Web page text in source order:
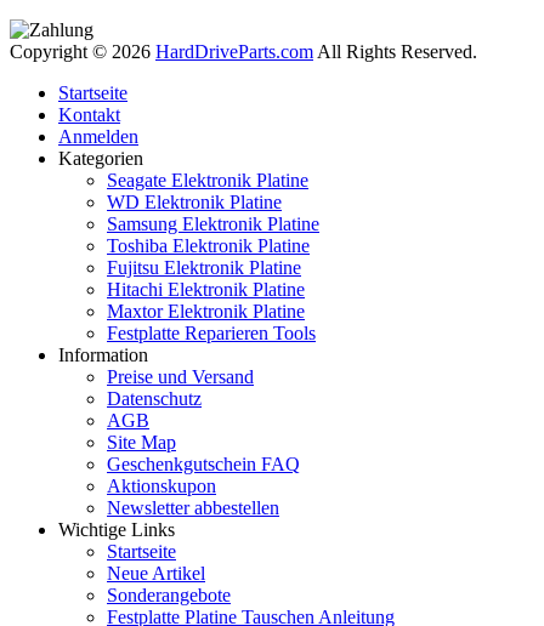
Copyright © 2026 HardDriveParts.com All Rights Reserved.
Startseite
Kontakt
Anmelden
Kategorien
Seagate Elektronik Platine
WD Elektronik Platine
Samsung Elektronik Platine
Toshiba Elektronik Platine
Fujitsu Elektronik Platine
Hitachi Elektronik Platine
Maxtor Elektronik Platine
Festplatte Reparieren Tools
Information
Preise und Versand
Datenschutz
AGB
Site Map
Geschenkgutschein FAQ
Aktionskupon
Newsletter abbestellen
Wichtige Links
Startseite
Neue Artikel
Sonderangebote
Festplatte Platine Tauschen Anleitung